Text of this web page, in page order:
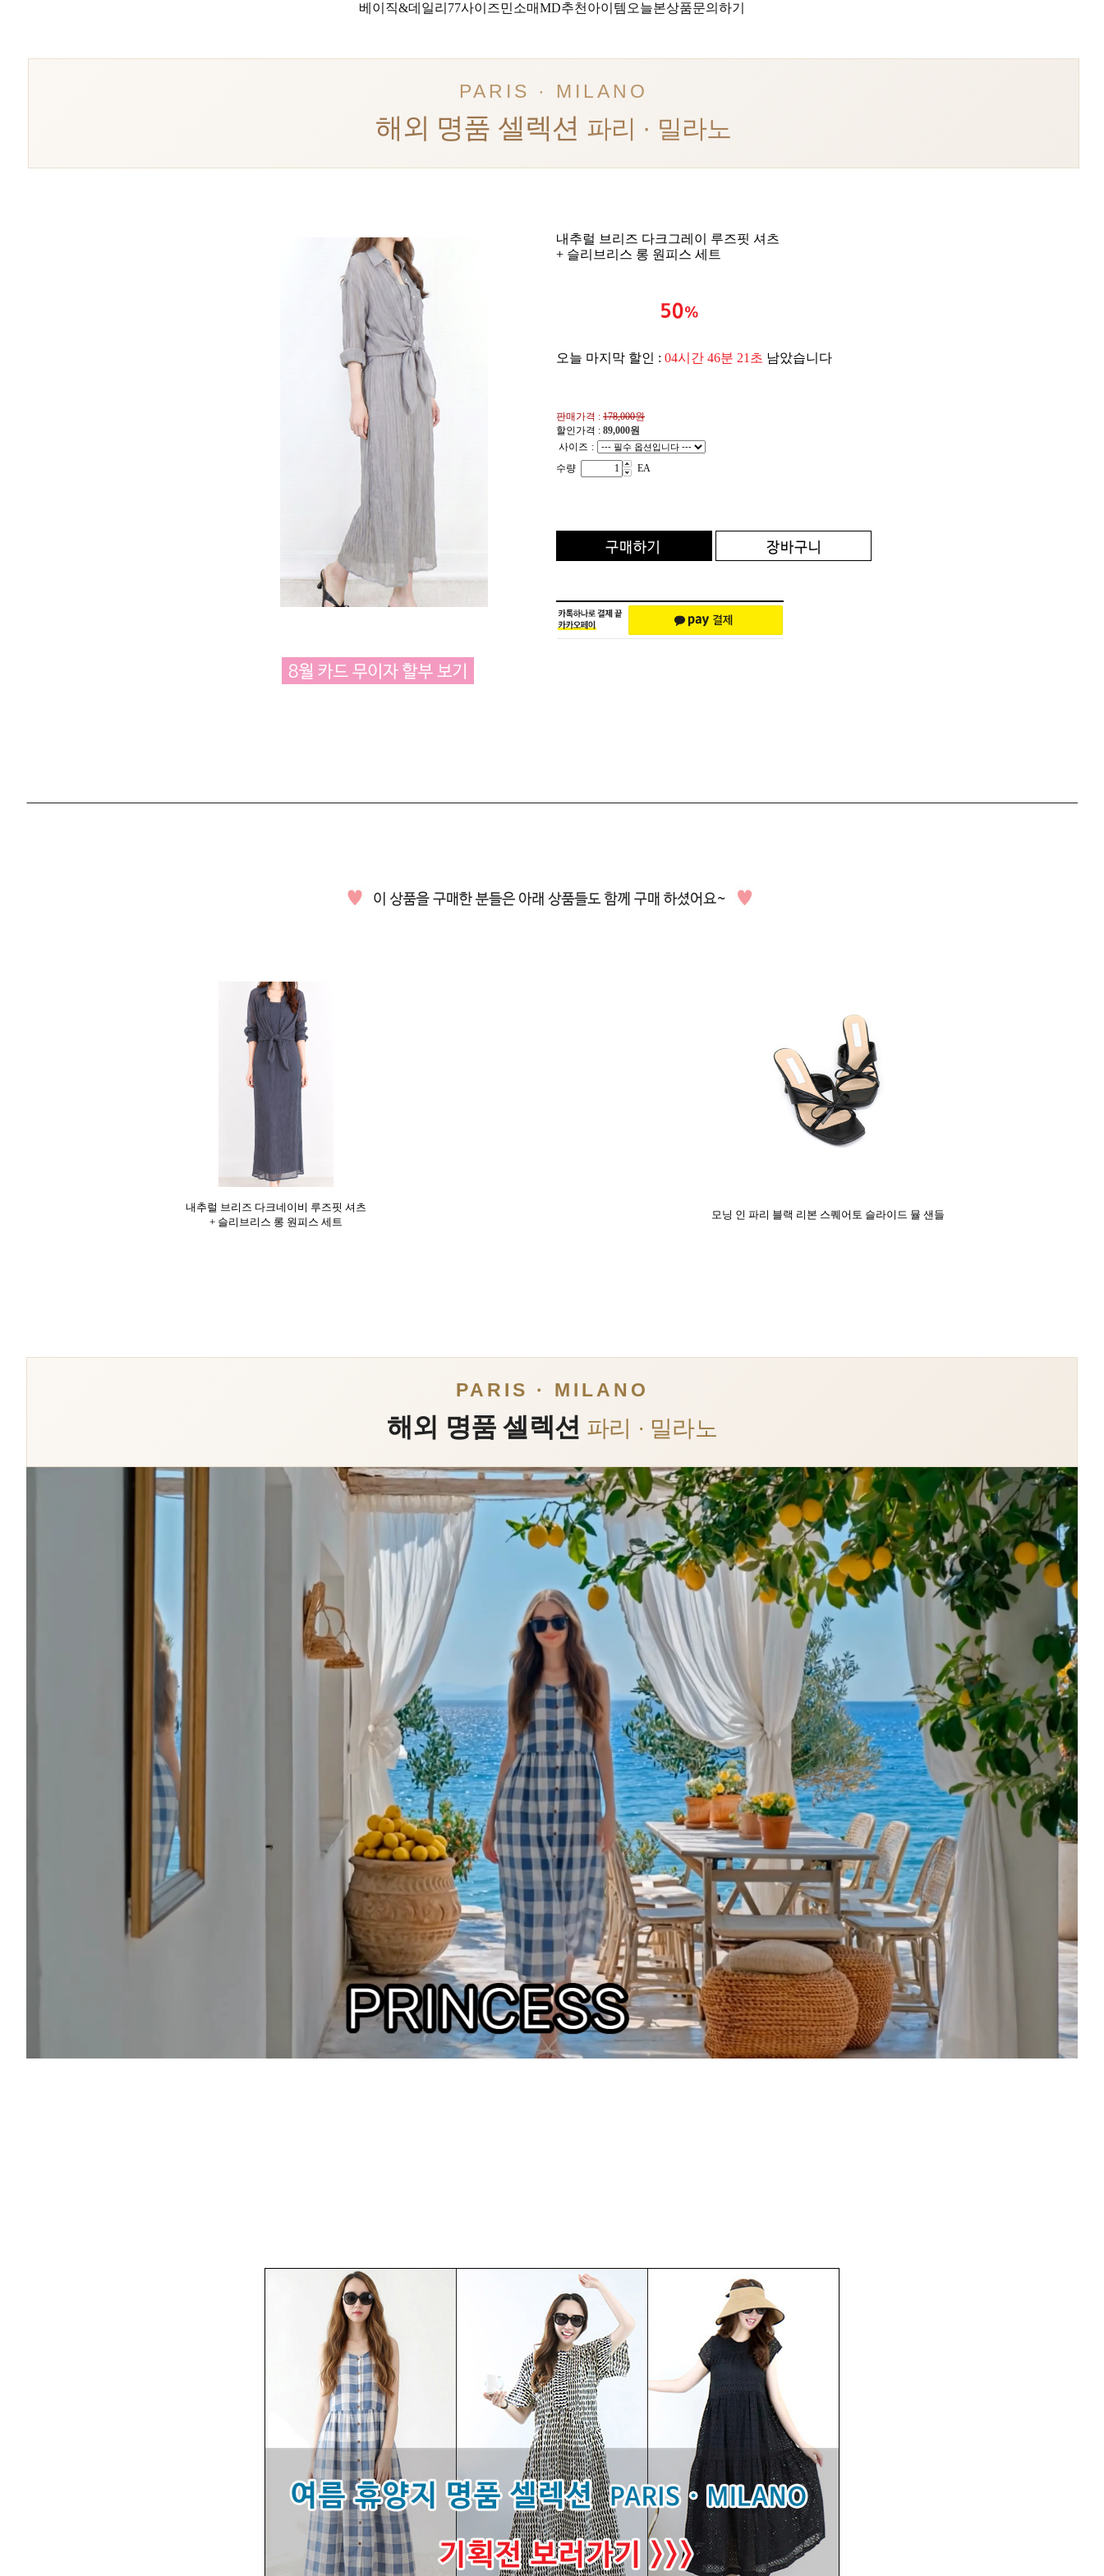
베이직&데일리 77사이즈민소매MD추천아이템 오늘본상품문의하기
PARIS · MILANO
해외 명품 셀렉션 파리 · 밀라노
내추럴 브리즈 다크그레이 루즈핏 셔츠
+ 슬리브리스 롱 원피스 세트
오늘 마지막 할인 : 04시간 46분 19초 남았습니다
판매가격 : 178,000원
할인가격 : 89,000원
사이즈 :
수량
EA
내추럴 브리즈 다크네이비 루즈핏 셔츠
+ 슬리브리스 롱 원피스 세트
모닝 인 파리 블랙 리본 스퀘어토 슬라이드 뮬 샌들
PARIS · MILANO
해외 명품 셀렉션 파리 · 밀라노